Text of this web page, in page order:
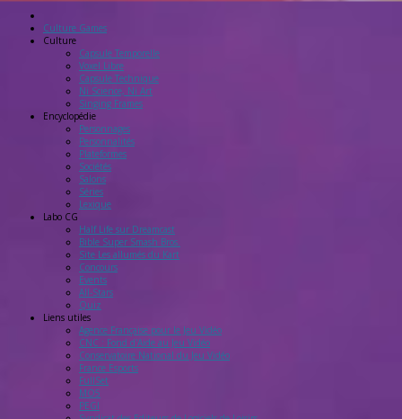
Culture Games
Culture
Capsule Temporelle
Voxel Libre
Capsule Technique
Ni Science, Ni Art
Singing Frames
Encyclopédie
Personnages
Personnalités
Plateformes
Sociétés
Salons
Séries
Lexique
Labo CG
Half Life sur Dreamcast
Bible Super Smash Bros.
Site Les allumés du Kart
Concours
Events
All-Stars
Quiz
Liens utiles
Agence Française pour le Jeu Vidéo
CNC : Fond d'Aide au Jeu Vidéo
Conservatoire National du Jeu Vidéo
France Esports
FullSet
MO5
PEGI